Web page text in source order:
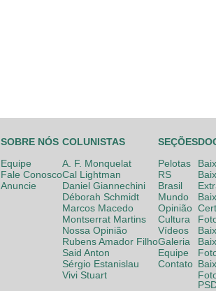
SOBRE NÓS
Equipe
Fale Conosco
Anuncie
COLUNISTAS
A. F. Monquelat
Cal Lightman
Daniel Giannechini
Déborah Schmidt
Marcos Macedo
Montserrat Martins
Nossa Opinião
Rubens Amador Filho
Said Anton
Sérgio Estanislau
Vivi Stuart
SEÇÕES
Pelotas
RS
Brasil
Mundo
Opinião
Cultura
Vídeos
Galeria
Equipe
Contato